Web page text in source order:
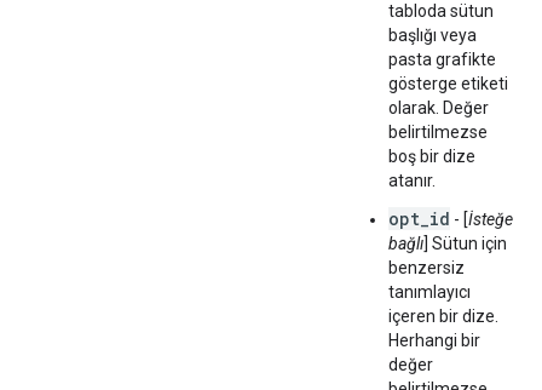
tabloda sütun
başlığı veya
pasta grafikte
gösterge etiketi
olarak. Değer
belirtilmezse
boş bir dize
atanır.
opt_id - [İsteğe
bağlı] Sütun için
benzersiz
tanımlayıcı
içeren bir dize.
Herhangi bir
değer